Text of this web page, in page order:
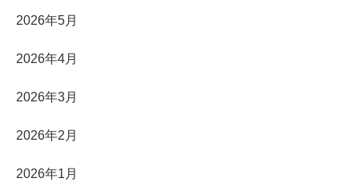
2026年5月
2026年4月
2026年3月
2026年2月
2026年1月